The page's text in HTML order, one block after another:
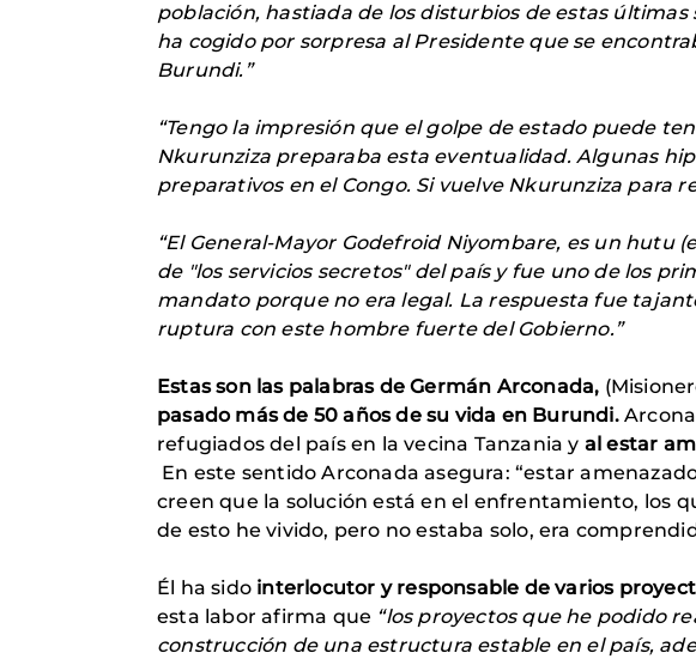
población, hastiada de los disturbios de estas
ha cogido por sorpresa al Presidente que se
Burundi.”
“Tengo la impresión que el golpe de estado puede
Nkurunziza preparaba esta eventualidad. Algunas
preparativos en el Congo. Si vuelve Nkurunziza para
“El General-Mayor Godefroid Niyombare, es un hutu
de "los servicios secretos" del país y fue uno de los
mandato porque no era legal. La respuesta fue
ruptura con este hombre fuerte del Gobierno.”
Estas son las palabras de Germán Arconada,
pasado más de 50 años de su vida en Burundi.
refugiados del país en la vecina Tanzania y al estar
En este sentido Arconada asegura: “estar
creen que la solución está en el enfrentamiento, los
de esto he vivido, pero no estaba solo, era
Él ha sido interlocutor y responsable de varios
esta labor afirma que “los proyectos que he podido
construcción de una estructura estable en el país,